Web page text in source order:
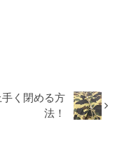
く閉める方
法！